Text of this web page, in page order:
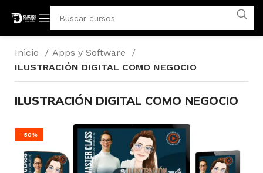
Inicio
Apps y Software
ILUSTRACIÓN DIGITAL COMO NEGOCIO
ILUSTRACIÓN DIGITAL COMO NEGOCIO
-50%